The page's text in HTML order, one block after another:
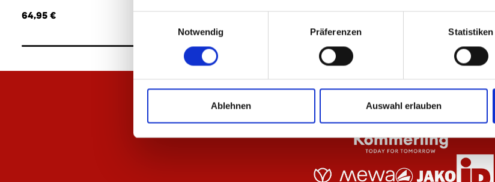
Notwendig
Präferenzen Statistiken
Ablehnen Auswahl erlauben
64,95 € 29,95 € 59,95 €